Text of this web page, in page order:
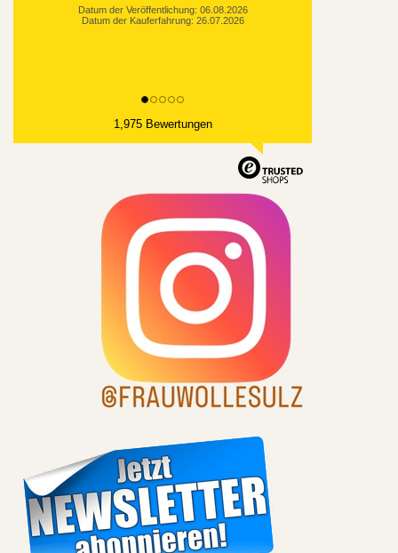
Datum der Veröffentlichung: 06.08.2026
Datum der Kauferfahrung: 26.07.2026
1,975 Bewertungen